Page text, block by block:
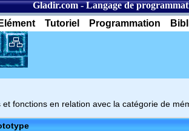
Gladir.com-Langage de
Elément Tutoriel Programmation
fonctions en relation avec la catégorie de